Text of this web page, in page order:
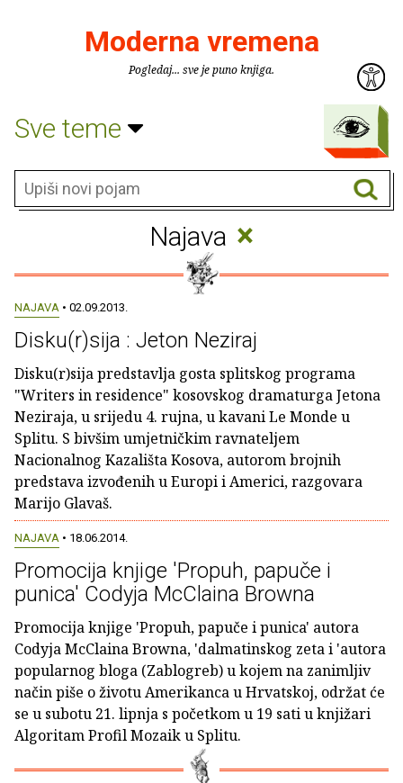
Moderna vremena
Pogledaj... sve je puno knjiga.
Sve teme
Najava ×
NAJAVA • 02.09.2013.
Disku(r)sija : Jeton Neziraj
Disku(r)sija predstavlja gosta splitskog programa
"Writers in residence" kosovskog dramaturga Jetona
Neziraja, u srijedu 4. rujna, u kavani Le Monde u
Splitu. S bivšim umjetničkim ravnateljem
Nacionalnog Kazališta Kosova, autorom brojnih
predstava izvođenih u Europi i Americi, razgovara
Marijo Glavaš.
NAJAVA • 18.06.2014.
Promocija knjige 'Propuh, papuče i
punica' Codyja McClaina Browna
Promocija knjige 'Propuh, papuče i punica' autora
Codyja McClaina Browna, 'dalmatinskog zeta i 'autora
popularnog bloga (Zablogreb) u kojem na zanimljiv
način piše o životu Amerikanca u Hrvatskoj, održat će
se u subotu 21. lipnja s početkom u 19 sati u knjižari
Algoritam Profil Mozaik u Splitu.